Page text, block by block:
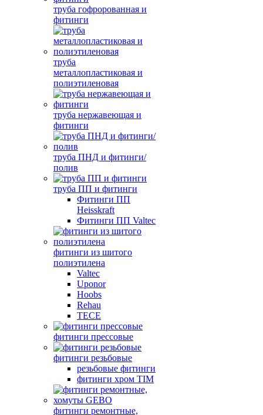
труба гофророванная и
фитинги
труба
металлопластиковая и
полиэтиленовая
труба нержавеющая и
фитинги
труба ПНД и фитинги/
полив
труба ПП и фитинги
Фитинги ПП
Heisskraft
Фитинги ПП Valtec
фитинги из шитого
полиэтилена
Valtec
Uponor
Hoobs
Rehau
TECE
фитинги прессовые
фитинги резьбовые
резьбовые фитинги
фитинги хром TIM
фитинги ремонтные,